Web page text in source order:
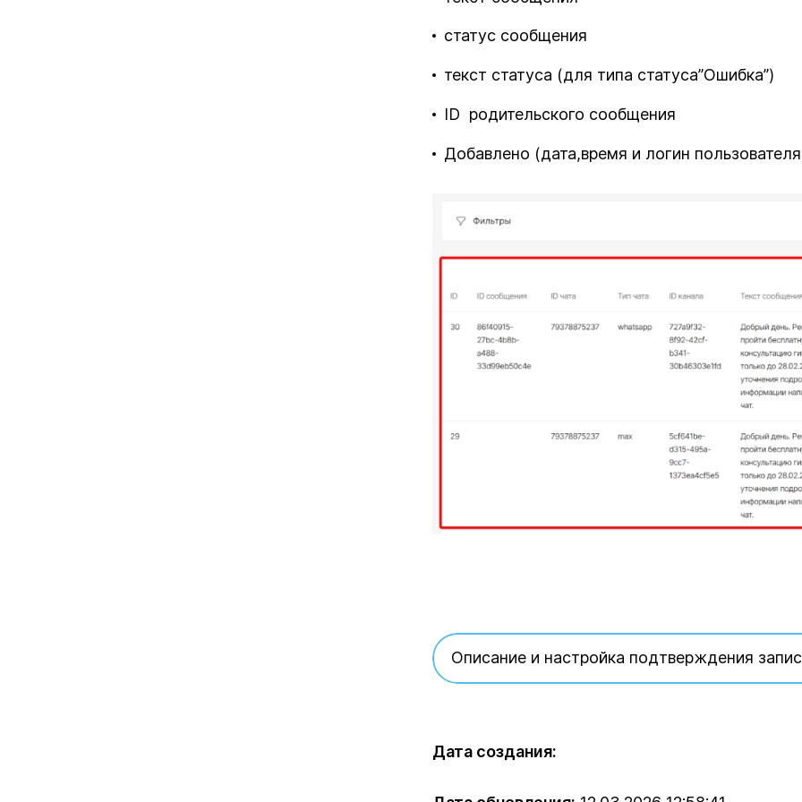
статус сообщения
текст статуса (для типа статуса”Ошибка”)
ID родительского сообщения
Добавлено (дата,время и логин
Описание и настройка подтверждения
Дата создания: